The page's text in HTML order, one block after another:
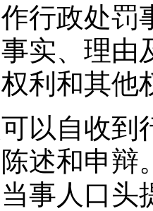
行政处罚
实、理由
利和其他
自收到
述和申辩
事人口头